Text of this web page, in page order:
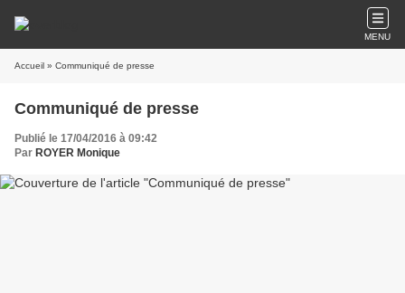
MENU
Accueil » Communiqué de presse
Communiqué de presse
Publié le 17/04/2016 à 09:42
Par ROYER Monique